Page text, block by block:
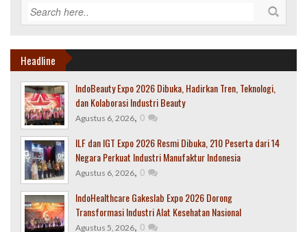
Headline
IndoBeauty Expo 2026 Dibuka, Hadirkan Tren, Teknologi,
dan Kolaborasi Industri Beauty
Agustus 6, 2026, 0
ILF dan IGT Expo 2026 Resmi Dibuka, 210 Peserta dari 14
Negara Perkuat Industri Manufaktur Indonesia
Agustus 6, 2026, 0
IndoHealthcare Gakeslab Expo 2026 Dorong
Transformasi Industri Alat Kesehatan Nasional
Agustus 5, 2026, 0